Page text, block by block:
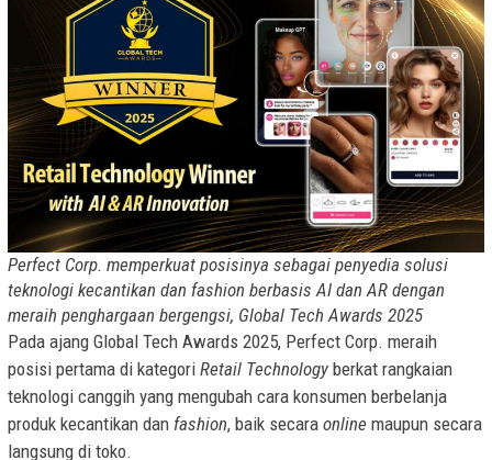
Perfect Corp. memperkuat posisinya sebagai penyedia solusi
teknologi kecantikan dan fashion berbasis AI dan AR dengan
meraih penghargaan bergengsi, Global Tech Awards 2025
Pada ajang Global Tech Awards 2025, Perfect Corp. meraih
posisi pertama di kategori Retail Technology berkat rangkaian
teknologi canggih yang mengubah cara konsumen berbelanja
produk kecantikan dan fashion, baik secara online maupun secara
langsung di toko.